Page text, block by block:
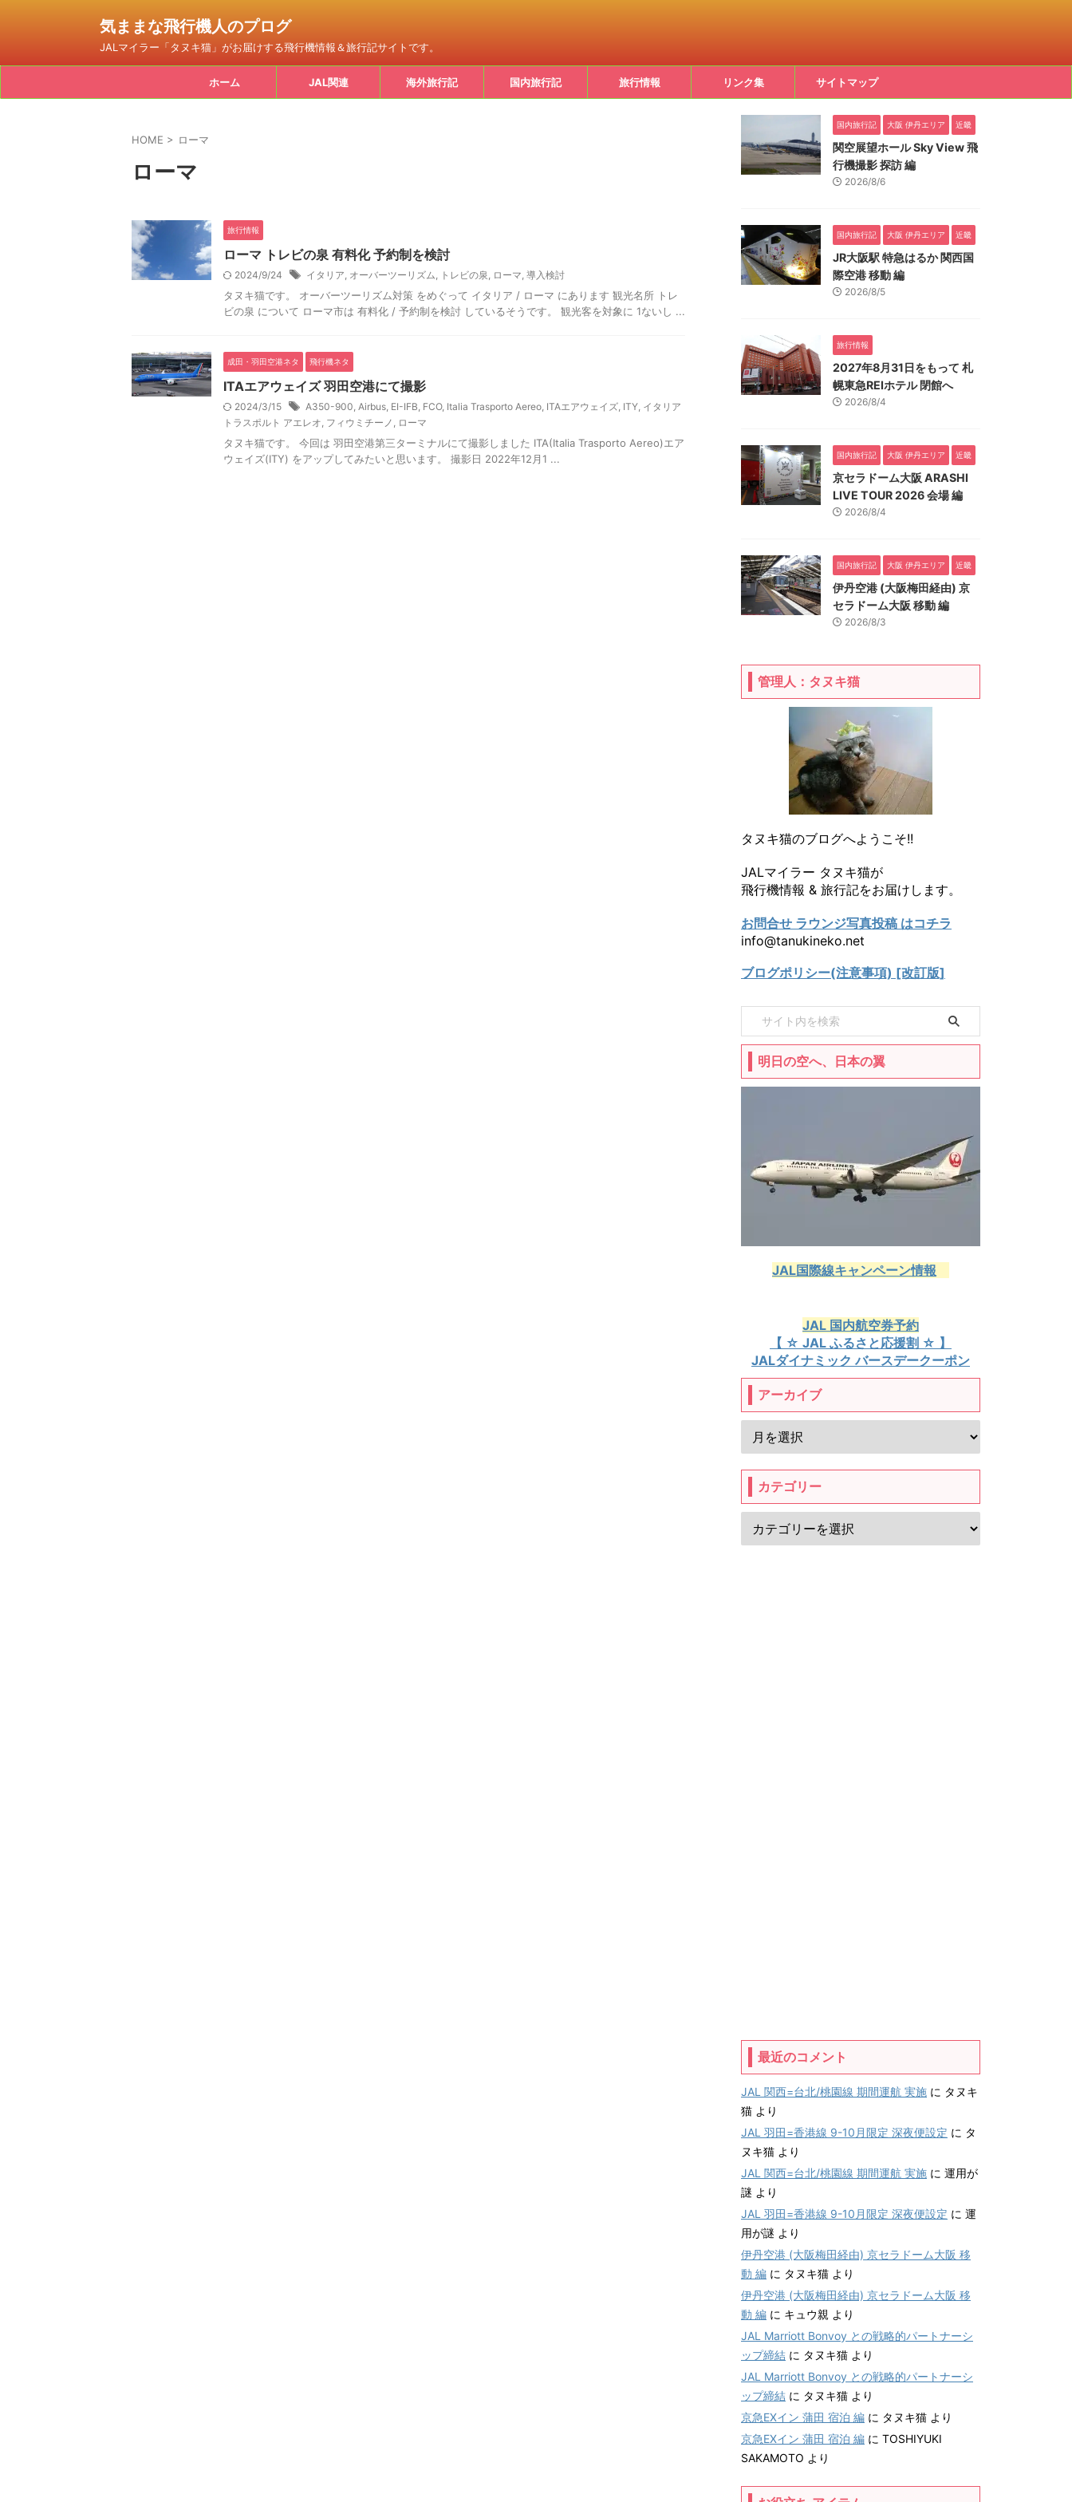
気ままな飛行機人のプログ
JALマイラー「タヌキ猫」がお届けする飛行機情報＆旅行記サイトです。
ホーム JAL関連 海外旅行記 国内旅行記 旅行情報 リンク集 サイトマップ
HOME > ローマ
ローマ
旅行情報
ローマ トレビの泉 有料化 予約制を検討
2024/9/24 イタリア, オーバーツーリズム, トレビの泉, ローマ, 導入検討
タヌキ猫です。 オーバーツーリズム対策 をめぐって イタリア / ローマ にあります 観光名所 トレ
ビの泉 について ローマ市は 有料化 / 予約制を検討 しているそうです。 観光客を対象に 1ないし ...
成田・羽田空港ネタ 飛行機ネタ
ITAエアウェイズ 羽田空港にて撮影
2024/3/15 A350-900, Airbus, EI-IFB, FCO, Italia Trasporto Aereo, ITAエアウェイズ, ITY, イタリア
トラスポルト アエレオ, フィウミチーノ , ローマ
タヌキ猫です。 今回は 羽田空港第三ターミナルにて撮影しました ITA(Italia Trasporto Aereo)エア
ウェイズ(ITY) をアップしてみたいと思います。 撮影日 2022年12月1 ...
国内旅行記 大阪 伊丹エリア 近畿
関空展望ホール Sky View 飛
行機撮影 探訪 編
2026/8/6
国内旅行記 大阪 伊丹エリア 近畿
JR大阪駅 特急はるか 関西国
際空港 移動 編
2026/8/5
旅行情報
2027年8月31日をもって 札
幌東急REIホテル 閉館へ
2026/8/4
国内旅行記 大阪 伊丹エリア 近畿
京セラドーム大阪 ARASHI
LIVE TOUR 2026 会場 編
2026/8/4
国内旅行記 大阪 伊丹エリア 近畿
伊丹空港 (大阪梅田経由) 京
セラドーム大阪 移動 編
2026/8/3
管理人：タヌキ猫
タヌキ猫のブログへようこそ!!
JALマイラー タヌキ猫が
飛行機情報 & 旅行記をお届けします。
お問合せ ラウンジ写真投稿 はコチラ
info@tanukineko.net
ブログポリシー(注意事項) [改訂版]
明日の空へ、日本の翼
JAL国際線キャンペーン情報
JAL 国内航空券予約
【 ☆ JAL ふるさと応援割 ☆ 】
JALダイナミック バースデークーポン
アーカイブ
カテゴリー
最近のコメント
JAL 関西=台北/桃園線 期間運航 実施 に タヌキ
猫 より
JAL 羽田=香港線 9-10月限定 深夜便設定 に タ
ヌキ猫 より
JAL 関西=台北/桃園線 期間運航 実施 に 運用が
謎 より
JAL 羽田=香港線 9-10月限定 深夜便設定 に 運
用が謎 より
伊丹空港 (大阪梅田経由) 京セラドーム大阪 移
動 編 に タヌキ猫 より
伊丹空港 (大阪梅田経由) 京セラドーム大阪 移
動 編 に キュウ親 より
JAL Marriott Bonvoy との戦略的パートナーシ
ップ締結 に タヌキ猫 より
JAL Marriott Bonvoy との戦略的パートナーシ
ップ締結 に タヌキ猫 より
京急EXイン 蒲田 宿泊 編 に タヌキ猫 より
京急EXイン 蒲田 宿泊 編 に TOSHIYUKI
SAKAMOTO より